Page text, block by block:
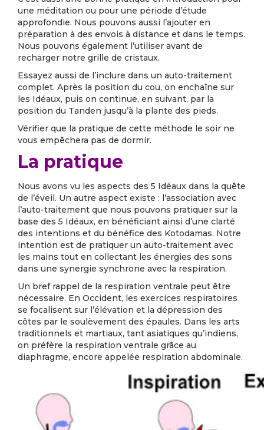
une méditation ou pour une période d’étude
approfondie. Nous pouvons aussi l’ajouter en
préparation à des envois à distance et dans le temps.
Nous pouvons également l’utiliser avant de
recharger notre grille de cristaux.
Essayez aussi de l’inclure dans un auto-traitement
complet. Après la position du cou, on enchaîne sur
les Idéaux, puis on continue, en suivant, par la
position du Tanden jusqu’à la plante des pieds.
Vérifier que la pratique de cette méthode le soir ne
vous empêchera pas de dormir.
La pratique
Nous avons vu les aspects des 5 Idéaux dans la quête
de l’éveil. Un autre aspect existe : l’association avec
l’auto-traitement que nous pouvons pratiquer sur la
base des 5 Idéaux, en bénéficiant ainsi d’une clarté
des intentions et du bénéfice des Kotodamas. Notre
intention est de pratiquer un auto-traitement avec
les mains tout en collectant les énergies des sons
dans une synergie synchrone avec la respiration.
Un bref rappel de la respiration ventrale peut être
nécessaire. En Occident, les exercices respiratoires
se focalisent sur l’élévation et la dépression des
côtes par le soulèvement des épaules. Dans les arts
traditionnels et martiaux, tant asiatiques qu’indiens,
on préfère la respiration ventrale grâce au
diaphragme, encore appelée respiration abdominale.